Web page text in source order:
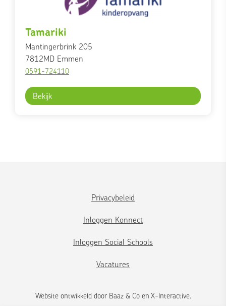
Tamariki
Mantingerbrink 205
7812MD Emmen
0591-724110
Bekijk
Privacybeleid
Inloggen Konnect
Inloggen Social Schools
Vacatures
Website ontwikkeld door Baaz & Coen X-Interactive.